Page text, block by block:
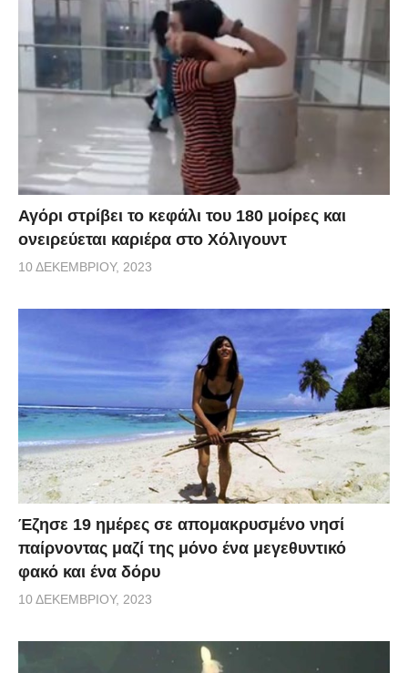
Αγόρι στρίβει το κεφάλι του 180 μοίρες και
ονειρεύεται καριέρα στο Χόλιγουντ
10 ΔΕΚΕΜΒΡΊΟΥ, 2023
Έζησε 19 ημέρες σε απομακρυσμένο νησί
παίρνοντας μαζί της μόνο ένα μεγεθυντικό
φακό και ένα δόρυ
10 ΔΕΚΕΜΒΡΊΟΥ, 2023